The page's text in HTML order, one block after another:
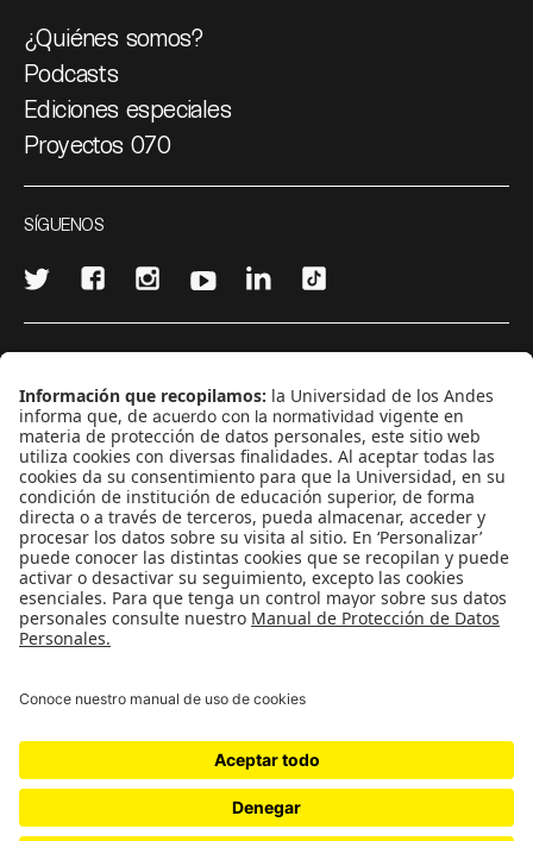
¿Quiénes somos?
Podcasts
Ediciones especiales
Proyectos 070
SÍGUENOS
CONTÁCTANOS
cerosetenta@uniandes.edu.co
BOGOTÁ, COLOMBIA
NEWSLETTER